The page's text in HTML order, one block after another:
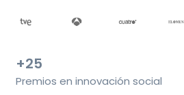
+25
Premios en innovación social